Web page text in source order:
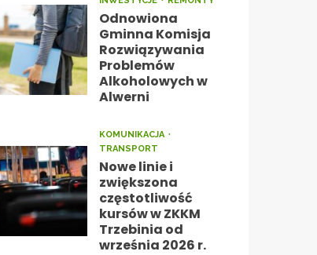
Odnowiona
Gminna Komisja
Rozwiązywania
Problemów
Alkoholowych w
Alwerni
KOMUNIKACJA
TRANSPORT
Nowe linie i
zwiększona
częstotliwość
kursów w ZKKM
Trzebinia od
września 2026 r.